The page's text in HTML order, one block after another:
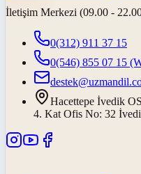
İletişim Merkezi (09.00 -
0(312) 911 37 15
0(546) 855 07 15
Hacettepe İvedik
4. Kat Ofis No: 32